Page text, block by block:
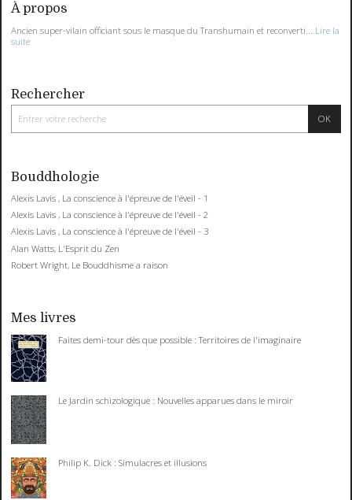
À propos
Ancien super-vilain officiant sous le masque du Transhumain et reconverti...
Lire la
suite
Rechercher
Bouddhologie
Alexis Lavis , La conscience à l'épreuve de l'éveil - 1
Alexis Lavis , La conscience à l'épreuve de l'éveil - 2
Alexis Lavis , La conscience à l'épreuve de l'éveil - 3
Alan Watts, L'Esprit du Zen
Robert Wright, Le Bouddhisme a raison
Mes livres
Faites demi-tour dès que possible : Territoires de l'imaginaire
Le Jardin schizologique : Nouvelles apparues dans le miroir
Philip K. Dick : Simulacres et illusions